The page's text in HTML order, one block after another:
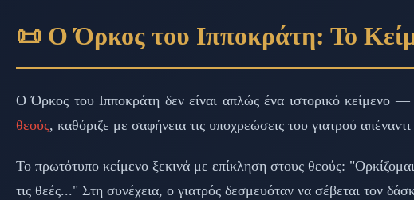
📜 Ο Όρκος του Ιπποκράτη: Το
Ο Όρκος του Ιπποκράτη δεν είναι απλώς ένα ιστορικό κείμενο
θεούς, καθόριζε με σαφήνεια τις υποχρεώσεις του γιατρού
Το πρωτότυπο κείμενο ξεκινά με επίκληση στους θεούς:
τις θεές..." Στη συνέχεια, ο γιατρός δεσμευόταν να σέβεται τον